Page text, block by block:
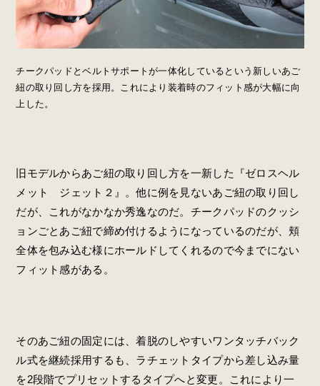
チークパッドとベルトサポートが一体化しているという新しいあご
紐の取り回し方を採用。これにより装着時のフィット感が大幅に向
上した。
旧モデルからあご紐の取り回し方を一新した『ゼロスヘル
メット ジェット２』。他に例を見ないあご紐の取り回し
だが、これがなかなか秀逸なのだ。チークパッドのクッシ
ョンごとあご紐で締め付けるようになっているのだが、頬
全体を包み込む様にホールドしてくれるので今までにない
フィット感がある。
そのあご紐の固定には、着脱のしやすいワンタッチバック
ル式を継続採用するも、ラチェットタイプから差し込み量
を2段階でプリセットするタイプへと変更。これにより一